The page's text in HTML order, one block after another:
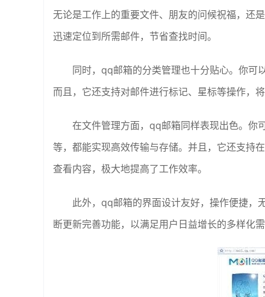
无论是工作上的重要文件、朋友的问候祝福，还
迅速定位到所需邮件，节省查找时间。
同时，qq邮箱的分类管理也十分贴心。你可
而且，它还支持对邮件进行标记、星标等操作，
在文件管理方面，qq邮箱同样表现出色。你
等，都能实现高效传输与存储。并且，它还支持
查看内容，极大地提高了工作效率。
此外，qq邮箱的界面设计友好，操作便捷，
断更新完善功能，以满足用户日益增长的多样化需